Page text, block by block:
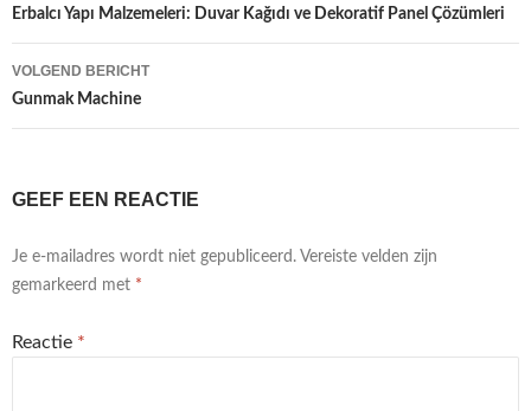
navigatie
Erbalcı Yapı Malzemeleri: Duvar Kağıdı ve Dekoratif Panel Çözümleri
VOLGEND BERICHT
Gunmak Machine
GEEF EEN REACTIE
Je e-mailadres wordt niet gepubliceerd. Vereiste velden zijn
gemarkeerd met *
Reactie *